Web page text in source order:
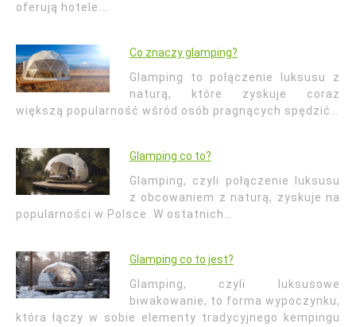
oferują hotele.…
Co znaczy glamping?
Glamping to połączenie luksusu z
naturą, które zyskuje coraz
większą popularność wśród osób pragnących spędzić…
Glamping co to?
Glamping, czyli połączenie luksusu
z obcowaniem z naturą, zyskuje na
popularności w Polsce. W ostatnich…
Glamping co to jest?
Glamping, czyli luksusowe
biwakowanie, to forma wypoczynku,
która łączy w sobie elementy tradycyjnego kempingu